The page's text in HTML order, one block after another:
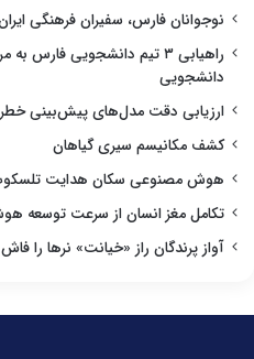
نوجوانان فارس، سفیران فرهنگی
راهیابی ۳ تیم دانشجویی
دانشجویی
ارزیابی دقت مدل‌های پیش‌بینی خطر
کشف مکانیسم سیری گیاهان
هوش مصنوعی سکان هدایت
تکامل مغز انسان از سرعت
آواز پرندگان راز «خیانت» نرها را